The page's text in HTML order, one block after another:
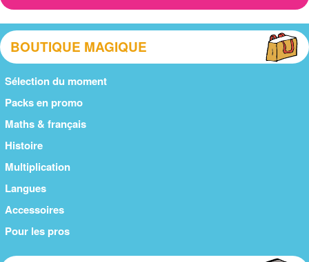
BOUTIQUE MAGIQUE
Sélection du moment
Packs en promo
Maths & français
Histoire
Multiplication
Langues
Accessoires
Pour les pros